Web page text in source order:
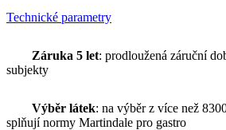
Technické parametry
Záruka 5 let: prodloužená záruční
subjekty
Výběr látek: na výběr z více než
splňují normy Martindale pro gastro